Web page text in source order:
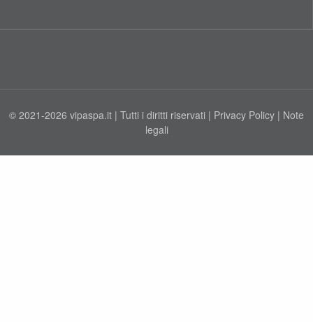
© 2021-2026 vipaspa.it | Tutti i diritti riservati | Privacy Policy | Note
legali